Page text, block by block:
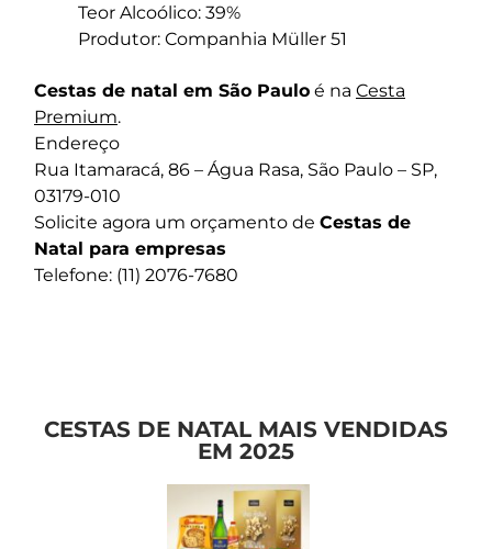
Teor Alcoólico: 39%
Produtor: Companhia Müller 51
Cestas de natal em São Paulo é na Cesta
Premium.
Endereço
Rua Itamaracá, 86 – Água Rasa, São Paulo – SP,
03179-010
Solicite agora um orçamento de Cestas de
Natal para empresas
Telefone: (11) 2076-7680
CESTAS DE NATAL MAIS VENDIDAS
EM 2025